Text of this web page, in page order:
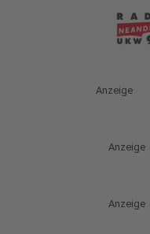
Anzeige
Anzeige
Anzeige